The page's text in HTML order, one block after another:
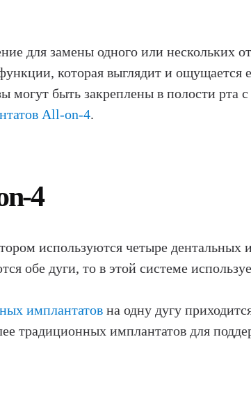
для замены одного или нескольких
которая выглядит и ощущается
могут быть закреплены в полости
All-on-4.
4
используются четыре дентальных
обе дуги, то в этой системе
имплантатов на одну дугу
традиционных имплантатов для